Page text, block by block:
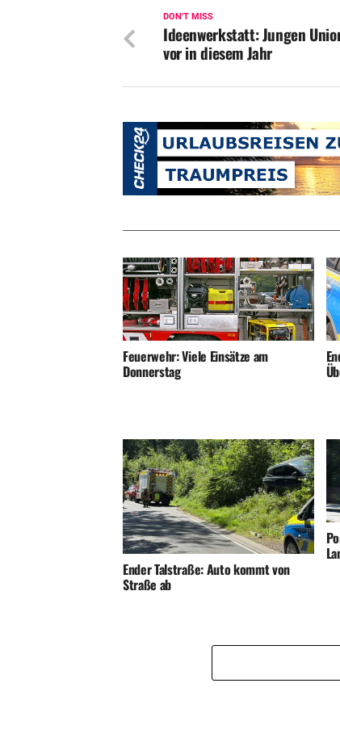
DON'T MISS
Ideenwerkstatt: Jungen
vor in diesem Jahr
Feuerwehr: Viele Einsätze am
Donnerstag
Ender Talstraße: Auto kommt von
Straße ab